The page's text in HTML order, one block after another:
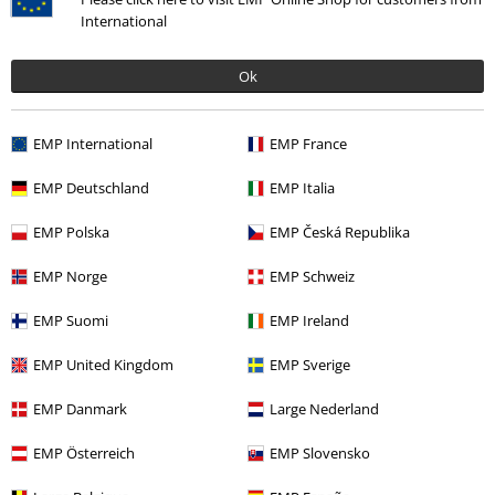
International
Ok
EMP International EMP France
EMP Deutschland EMP Italia
EMP Polska EMP Česká Republika
EMP Norge EMP Schweiz
EMP Suomi EMP Ireland
EMP United Kingdom EMP Sverige
EMP Danmark Large Nederland
EMP Österreich EMP Slovensko
Broilers, Böhse Onkelz, Gavekort & Varer som har en donasjon inkludert i
Vår kundeservice er her for deg
mailbox@emp-shop.no.
Kundeservice
Hjelp/FAQ
Returvilkår